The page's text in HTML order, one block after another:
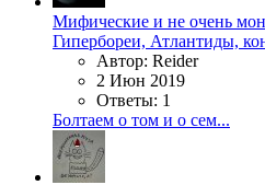
Мифические и не очень
Гипербореи, Атлантиды,
Автор: Reider
2 Июн 2019
Ответы: 1
Болтаем о том и о сем...